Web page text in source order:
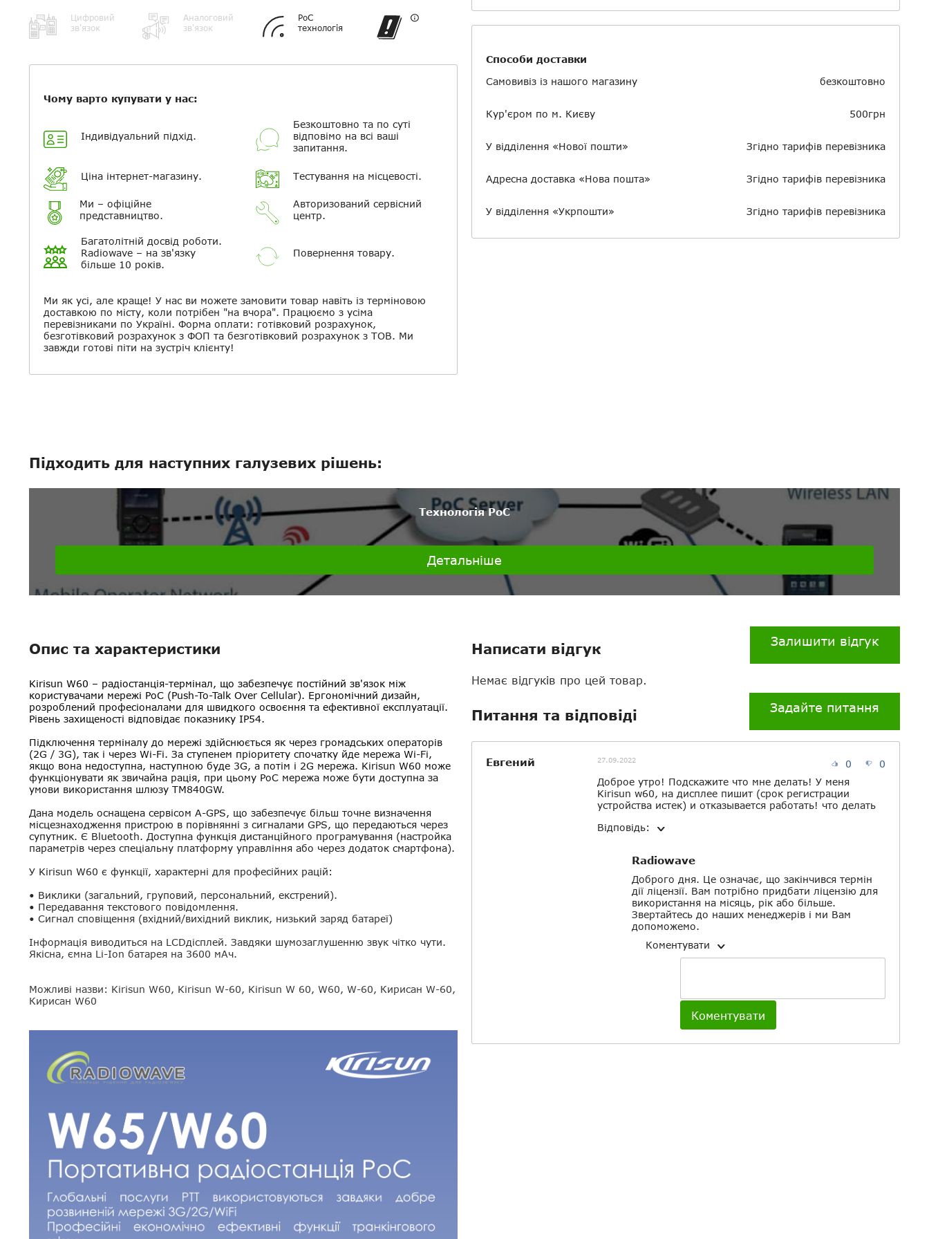
Цифровий
зв'язок
Аналоговий
зв'язок
PoC
технологія
Чому варто купувати у нас:
Індивідуальний підхід.
Безкоштовно та по суті
відповімо на всі ваші
запитання.
Ціна інтернет-магазину. Тестування на місцевості.
Ми – офіційне
представництво.
Авторизований сервісний
центр.
Багатолітній досвід роботи.
Radiowave – на зв'язку
більше 10 років.
Повернення товару.
Ми як усі, але краще! У нас ви можете замовити товар навіть із терміновою
доставкою по місту, коли потрібен "на вчора". Працюємо з усіма
перевізниками по Україні. Форма оплати: готівковий розрахунок,
безготівковий розрахунок з ФОП та безготівковий розрахунок з ТОВ. Ми
завжди готові піти на зустріч клієнту!
Способи доставки
Самовивіз із нашого магазину
безкоштовно
Кур'єром по м. Києву 500грн
У відділення «Нової пошти» Згідно тарифів перевізника
Адресна доставка «Нова пошта» Згідно тарифів перевізника
У відділення «Укрпошти» Згідно тарифів перевізника
Підходить для наступних галузевих рішень:
Технологія PoC
Детальніше
Опис та характеристики
Kirisun W60 – радіостанція-термінал, що забезпечує постійний зв'язок між
користувачами мережі PoC (Push-To-Talk Over Cellular). Ергономічний дизайн,
розроблений професіоналами для швидкого освоєння та ефективної експлуатації.
Рівень захищеності відповідає показнику IP54.
Підключення терміналу до мережі здійснюється як через громадських операторів
(2G / 3G), так і через Wi-Fi. За ступенем пріоритету спочатку йде мережа Wi-Fi,
якщо вона недоступна, наступною буде 3G, а потім і 2G мережа. Kirisun W60 може
функціонувати як звичайна рація, при цьому PoC мережа може бути доступна за
умови використання шлюзу TM840GW.
Дана модель оснащена сервісом A-GPS, що забезпечує більш точне визначення
місцезнаходження пристрою в порівнянні з сигналами GPS, що передаються через
супутник. Є Bluetooth. Доступна функція дистанційного програмування (настройка
параметрів через спеціальну платформу управління або через додаток смартфона).
У Kirisun W60 є функції, характерні для професійних рацій:
• Виклики (загальний, груповий, персональний, екстрений).
• Передавання текстового повідомлення.
• Сигнал сповіщення (вхідний/вихідний виклик, низький заряд батареї)
Інформація виводиться на LCDдісплей. Завдяки шумозаглушенню звук чітко чути.
Якісна, ємна Li-Ion батарея на 3600 мАч.
Можливі назви: Kirisun W60, Kirisun W-60, Kirisun W 60, W60, W-60, Кирисан W-60,
Кирисан W60
Написати відгук Залишити відгук
Немає відгуків про цей товар.
Питання та відповіді Задайте питання
Евгений 27.09.2022 0
0
Доброе утро! Подскажите что мне делать! У меня
Kirisun w60, на дисплее пишит (срок регистрации
устройства истек) и отказывается работать! что делать
Відповідь:
Radiowave
Доброго дня. Це означає, що закінчився термін
дії ліцензії. Вам потрібно придбати ліцензію для
використання на місяць, рік або більше.
Звертайтесь до наших менеджерів і ми Вам
допоможемо.
Коментувати
Коментувати
електронній пошті
Залишити відгук